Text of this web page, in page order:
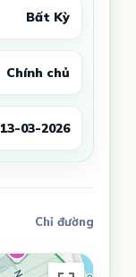
Bất Kỳ
Chính chủ
13-03-2026
Chỉ đường